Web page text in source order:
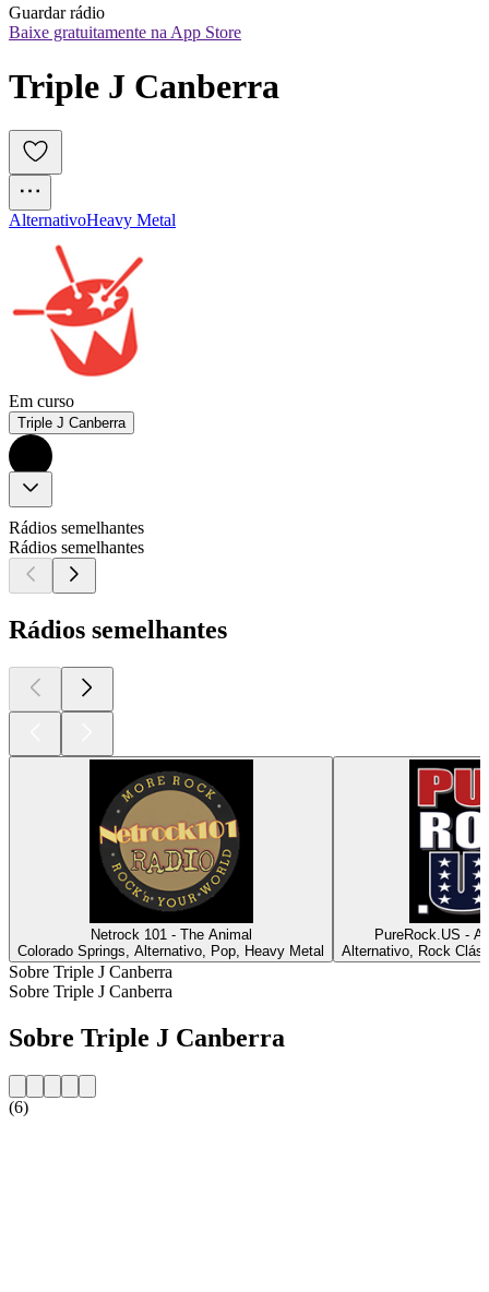
Guardar rádio
Baixe gratuitamente na App Store
Triple J Canberra
AlternativoHeavy Metal
Em curso
Triple J Canberra
Rádios semelhantes
Rádios semelhantes
Rádios semelhantes
Netrock 101 - The Animal
Colorado Springs, Alternativo, Pop, Heavy Metal
PureRock.US -
Alternativo, Rock
Sobre Triple J Canberra
Sobre Triple J Canberra
Sobre Triple J Canberra
(6)